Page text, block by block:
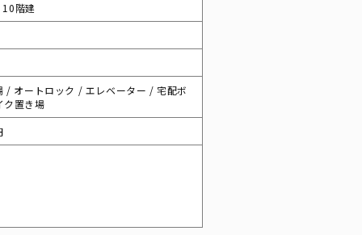
階建
/ オートロック / エレベーター / 宅配ボ
置き場